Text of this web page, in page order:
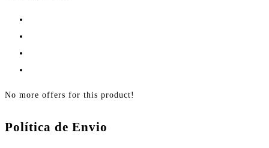
No more offers for this product!
Política de Envio